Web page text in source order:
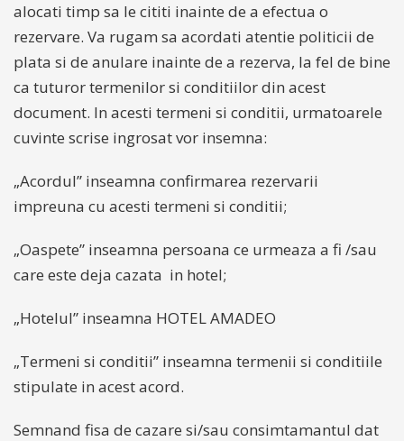
alocati timp sa le cititi inainte de a efectua o
rezervare. Va rugam sa acordati atentie politicii de
plata si de anulare inainte de a rezerva, la fel de bine
ca tuturor termenilor si conditiilor din acest
document. In acesti termeni si conditii, urmatoarele
cuvinte scrise ingrosat vor insemna:
„Acordul” inseamna confirmarea rezervarii
impreuna cu acesti termeni si conditii;
„Oaspete” inseamna persoana ce urmeaza a fi /sau
care este deja cazata in hotel;
„Hotelul” inseamna HOTEL AMADEO
„Termeni si conditii” inseamna termenii si conditiile
stipulate in acest acord.
Semnand fisa de cazare si/sau consimtamantul dat